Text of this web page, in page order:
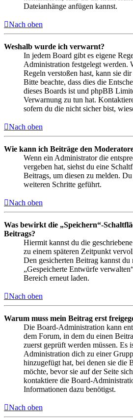
Dateianhänge anfügen kannst.
Nach oben
Weshalb wurde ich verwarnt?
In jedem Board gibt es eigene
Administration festgelegt werden.
Regeln verstoßen hast, kann sie
Bitte beachte, dass dies die
dieses Boards ist und phpBB
Verwarnung zu tun hat.
sofern du die nicht sicher bist,
Nach oben
Wie kann ich Beiträge den
Wenn ein Administrator die
vergeben hat, siehst du eine
Beitrags, um diesen zu melden.
weiteren Schritte geführt.
Nach oben
Was bewirkt die „Speichern“-
Beitrags?
Hiermit kannst du die
zu einem späteren Zeitpunkt
Den gesicherten Beitrag kannst
„Gespeicherte Entwürfe
Bereich erneut laden.
Nach oben
Warum muss mein Beitrag erst
Die Board-Administration kann
dem Forum, in dem du einen
zuerst geprüft werden müssen. Es
Administration dich zu einer
hinzugefügt hat, bei denen sie die
möchte, bevor sie auf der Seite
kontaktiere die Board-
Informationen dazu benötigst.
Nach oben